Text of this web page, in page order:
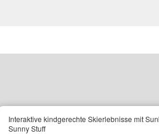
Interaktive kindgerechte Skierlebnisse mit
Sunny Stuff